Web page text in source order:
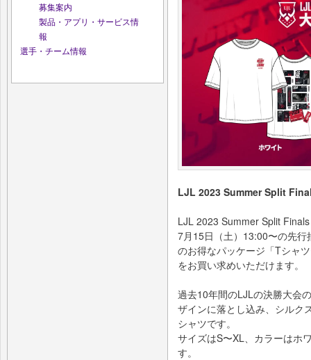
募集案内
製品・アプリ・サービス情
報
選手・チーム情報
LJL 2023 Summer Split
LJL 2023 Summer Split
7月15日（土）13:00〜の先
のお得なパッケージ「Tシャ
をお買い求めいただけます。
過去10年間のLJLの決勝大会
ザインに落とし込み、シルク
シャツです。
サイズはS〜XL、カラーはホ
す。